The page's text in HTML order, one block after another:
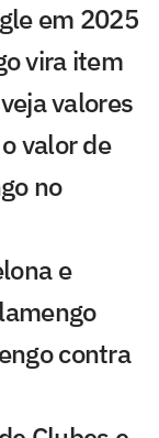
em 2025
vira item
valores
valor de
no
e
contra